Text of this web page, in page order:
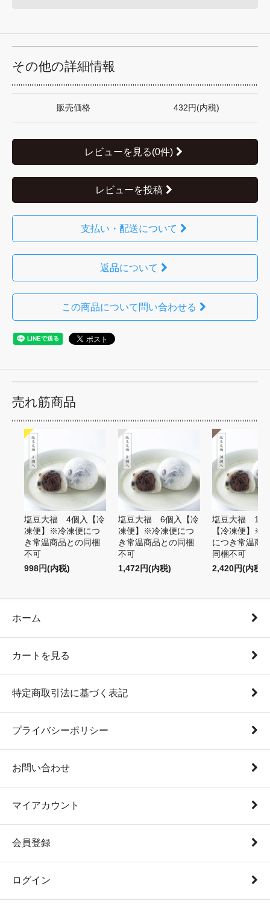
その他の詳細情報
販売価格 432円(内税)
レビューを見る(0件)
レビューを投稿
支払い・配送について
返品について
この商品について問い合わせる
売れ筋商品
塩豆大福 4個入【冷
凍便】※冷凍便につ
き常温商品との同梱
不可
998円(内税)
塩豆大福 6個入【冷
凍便】※冷凍便につ
き常温商品との同梱
不可
1,472円(内税)
塩豆大福 10
【冷凍便】※
につき常温商
同梱不可
2,420円(内税)
ホーム
カートを見る
特定商取引法に基づく表記
プライバシーポリシー
お問い合わせ
マイアカウント
会員登録
ログイン